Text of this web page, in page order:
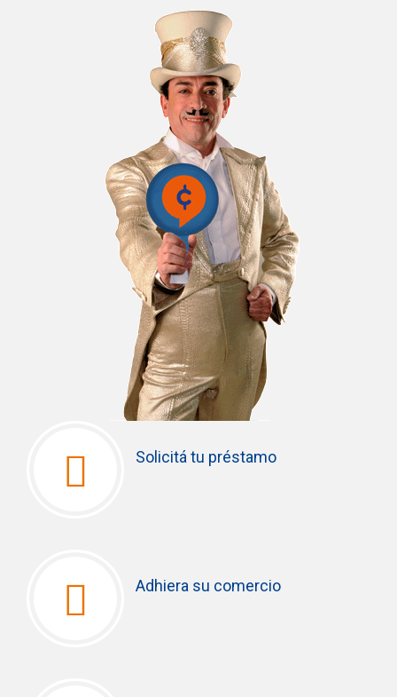
Solicitá tu préstamo
Adhiera su comercio